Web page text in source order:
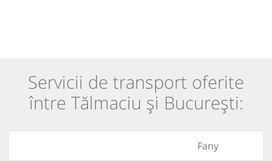
Servicii de transport oferite
între Tălmaciu și București:
Fany